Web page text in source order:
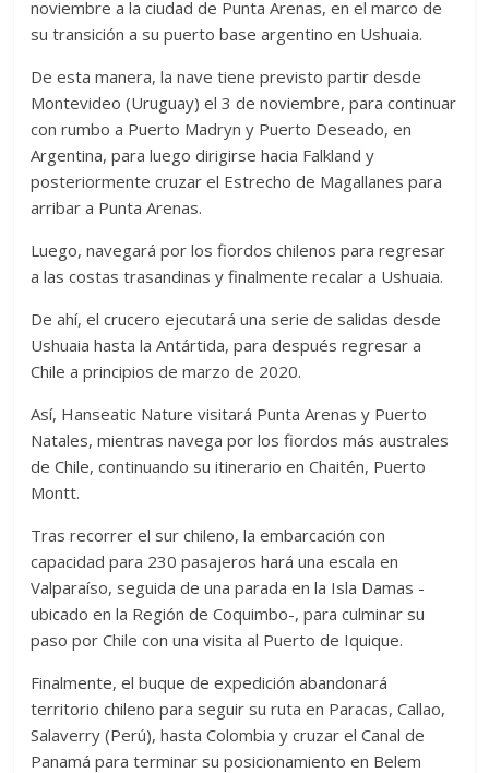
noviembre a la ciudad de Punta Arenas, en el marco de
su transición a su puerto base argentino en Ushuaia.
De esta manera, la nave tiene previsto partir desde
Montevideo (Uruguay) el 3 de noviembre, para continuar
con rumbo a Puerto Madryn y Puerto Deseado, en
Argentina, para luego dirigirse hacia Falkland y
posteriormente cruzar el Estrecho de Magallanes para
arribar a Punta Arenas.
Luego, navegará por los fiordos chilenos para regresar
a las costas trasandinas y finalmente recalar a Ushuaia.
De ahí, el crucero ejecutará una serie de salidas desde
Ushuaia hasta la Antártida, para después regresar a
Chile a principios de marzo de 2020.
Así, Hanseatic Nature visitará Punta Arenas y Puerto
Natales, mientras navega por los fiordos más australes
de Chile, continuando su itinerario en Chaitén, Puerto
Montt.
Tras recorrer el sur chileno, la embarcación con
capacidad para 230 pasajeros hará una escala en
Valparaíso, seguida de una parada en la Isla Damas -
ubicado en la Región de Coquimbo-, para culminar su
paso por Chile con una visita al Puerto de Iquique.
Finalmente, el buque de expedición abandonará
territorio chileno para seguir su ruta en Paracas, Callao,
Salaverry (Perú), hasta Colombia y cruzar el Canal de
Panamá para terminar su posicionamiento en Belem